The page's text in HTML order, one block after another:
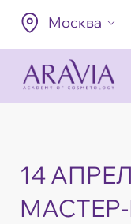
Москва
14
МАСТЕР-